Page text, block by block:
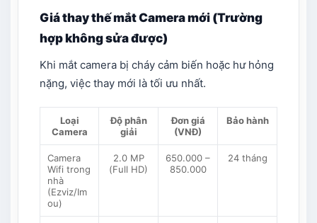
Giá thay thế mắt Camera mới (Trường
hợp không sửa được)
Khi mắt camera bị cháy cảm biến hoặc hư hỏng
nặng, việc thay mới là tối ưu nhất.
Loại
Camera
Độ phân
giải
Đơn giá
(VNĐ)
Bảo hành
Camera
Wifi trong
nhà
(Ezviz/Im
ou)
2.0 MP
(Full HD)
650.000 –
850.000
24 tháng